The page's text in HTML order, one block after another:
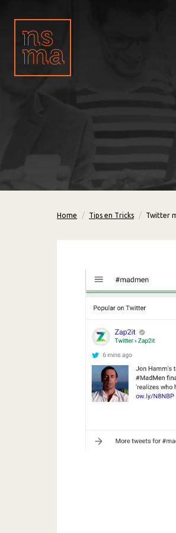
Home Tips en Tricks Twitter